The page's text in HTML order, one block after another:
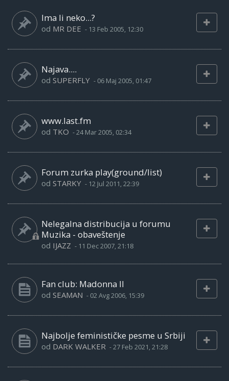
Ima li neko...?
od MR DEE - 13 Feb 2005, 12:30
Najava....
od SUPERFLY - 06 Maj 2005, 01:47
www.last.fm
od TKO -24 Mar 2005, 02:34
Forum zurka play(ground/list)
od STARKY - 12 Jul 2011, 22:39
Nelegalna distribucija u forumu
Muzika - obaveštenje
od IJAZZ - 11 Dec 2007, 21:18
Fan club: Madonna II
od SEAMAN - 02 Avg 2006, 15:39
Najbolje feminističke pesme u Srbiji
od DARK WALKER -27 Feb 2021, 21:28